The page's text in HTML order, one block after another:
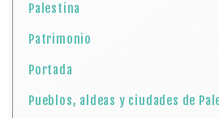
Palestina
Patrimonio
Portada
Pueblos, aldeas y ciudades de